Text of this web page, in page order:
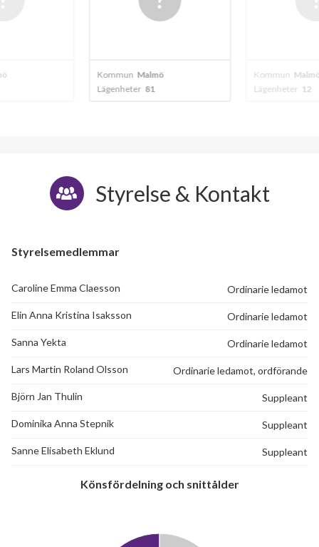
Kommun Malmö
Lägenheter 81
Kommun
Lägenheter 12
Styrelse & Kontakt
Styrelsemedlemmar
Caroline Emma Claesson Ordinarie ledamot
Elin Anna Kristina Isaksson Ordinarie ledamot
Sanna Yekta Ordinarie ledamot
Lars Martin Roland Olsson Ordinarie ledamot, ordförande
Björn Jan Thulin Suppleant
Dominika Anna Stepnik Suppleant
Sanne Elisabeth Eklund Suppleant
Könsfördelning och snittålder